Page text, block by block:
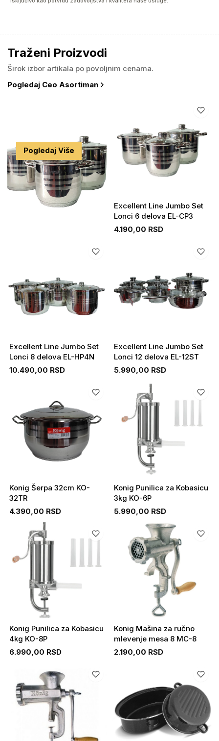
Traženi Proizvodi
Širok izbor artikala po povoljnim cenama.
Pogledaj Ceo Asortiman
Pogledaj Više
Excellent Line Jumbo Set
Lonci 6 delova EL-CP3
4.190,00 RSD
Excellent Line Jumbo Set
Lonci 8 delova EL-HP4N
10.490,00 RSD
Excellent Line Jumbo Set
Lonci 12 delova EL-12ST
5.990,00 RSD
Konig Šerpa 32cm KO-
32TR
4.390,00 RSD
Konig Punilica za Kobasicu
3kg KO-6P
5.990,00 RSD
Konig Punilica za Kobasicu
4kg KO-8P
6.990,00 RSD
Konig Mašina za ručno
mlevenje mesa 8 MC-8
2.190,00 RSD